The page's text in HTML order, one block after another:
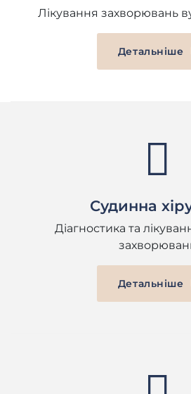
Лікування захворювань
Детальніше
Судинна
Діагностика та
Детальніше